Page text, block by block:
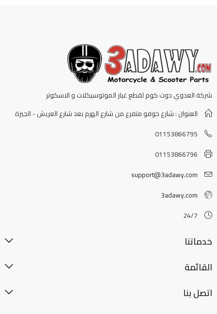
شركة العدوي دوت كوم لقطع غيار الموتوسيكلات و الاسكوتر
العنوان : شارع خوفو متفرع من شارع الهرم بعد شارع العريش - الجيزة
01153866795
01153866796
support@3adawy.com
3adawy.com
24/7
خدماتنا
القائمة
اتصل بنا